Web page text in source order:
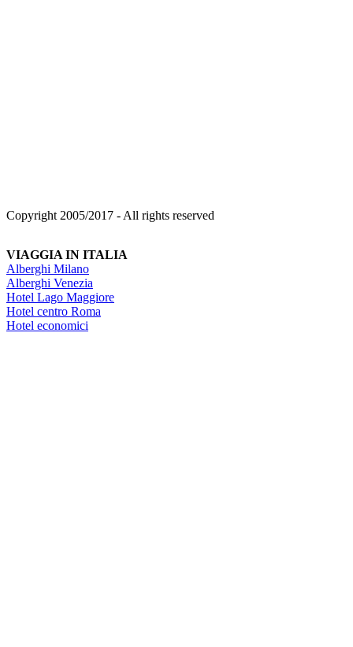
Copyright 2005/2017 - All rights reserved
VIAGGIA IN ITALIA
Alberghi Milano
Alberghi Venezia
Hotel Lago Maggiore
Hotel centro Roma
Hotel economici